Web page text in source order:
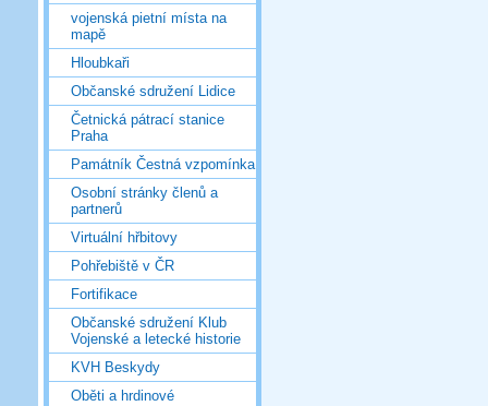
vojenská pietní místa na
mapě
Hloubkaři
Občanské sdružení Lidice
Četnická pátrací stanice
Praha
Památník Čestná vzpomínka
Osobní stránky členů a
partnerů
Virtuální hřbitovy
Pohřebiště v ČR
Fortifikace
Občanské sdružení Klub
Vojenské a letecké historie
KVH Beskydy
Oběti a hrdinové